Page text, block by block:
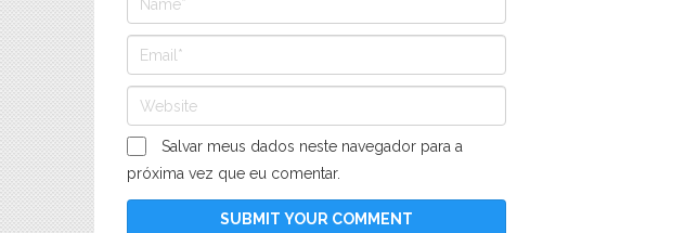
Salvar meus dados neste navegador para a
próxima vez que eu comentar.